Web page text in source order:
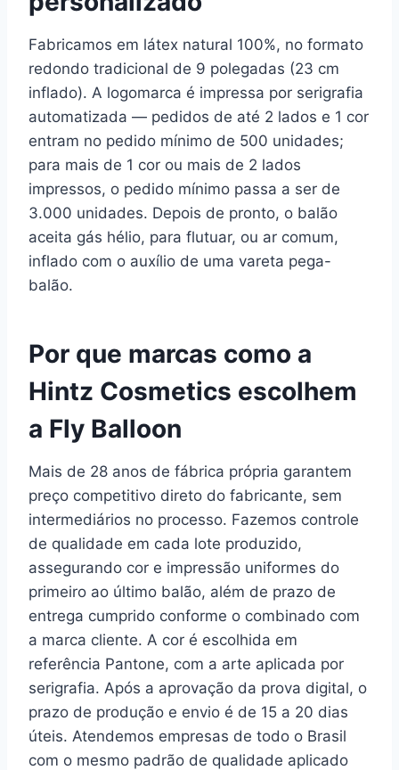
Fabricamos em látex natural 100%, no formato
redondo tradicional de 9 polegadas (23 cm
inflado). A logomarca é impressa por serigrafia
automatizada — pedidos de até 2 lados e 1 cor
entram no pedido mínimo de 500 unidades;
para mais de 1 cor ou mais de 2 lados
impressos, o pedido mínimo passa a ser de
3.000 unidades. Depois de pronto, o balão
aceita gás hélio, para flutuar, ou ar comum,
inflado com o auxílio de uma vareta pega-
balão.
Por que marcas como a
Hintz Cosmetics escolhem
a Fly Balloon
Mais de 28 anos de fábrica própria garantem
preço competitivo direto do fabricante, sem
intermediários no processo. Fazemos controle
de qualidade em cada lote produzido,
assegurando cor e impressão uniformes do
primeiro ao último balão, além de prazo de
entrega cumprido conforme o combinado com
a marca cliente. A cor é escolhida em
referência Pantone, com a arte aplicada por
serigrafia. Após a aprovação da prova digital, o
prazo de produção e envio é de 15 a 20 dias
úteis. Atendemos empresas de todo o Brasil
com o mesmo padrão de qualidade aplicado